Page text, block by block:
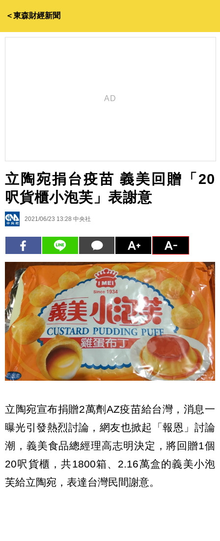
＜東森財經新聞
立陶宛捐台疫苗 義美回贈「20
呎貨櫃小泡芙」表謝意
2021/06/23 13:28 中央社
立陶宛宣布捐贈2萬劑AZ疫苗給台灣，消息一
曝光引發熱烈討論，網友也掀起「報恩」討論
潮，義美食品總經理高志明決定，將回贈1個
20呎貨櫃，共1800箱、2.16萬盒的義美小泡
芙給立陶宛，表達台灣民間謝意。